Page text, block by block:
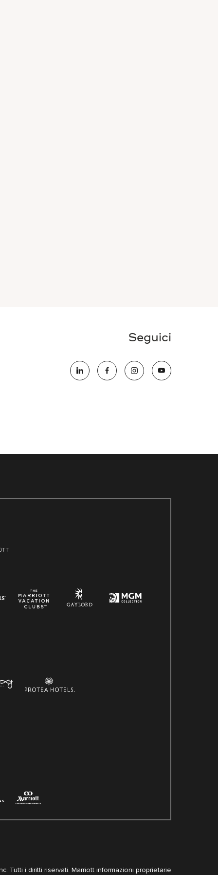
Seguici
Tutti i diritti riservati. Marriott informazioni proprietarie